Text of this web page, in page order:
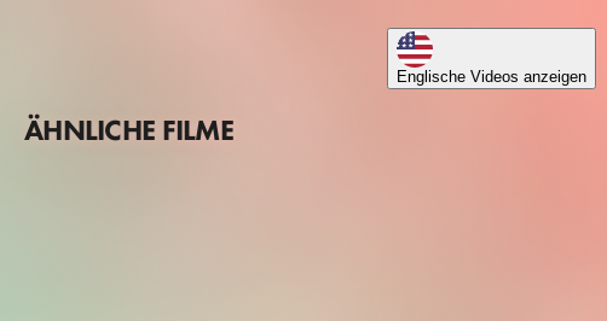
Englische Videos anzeigen
ÄHNLICHE FILME